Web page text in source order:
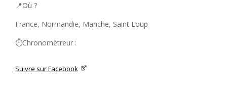
📍Où ?
France, Normandie, Manche, Saint Loup
⏱️Chronomètreur :
Suivre sur Facebook